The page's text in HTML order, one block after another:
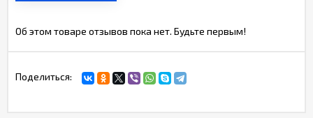
Об этом товаре отзывов пока нет. Будьте первым!
Поделиться: